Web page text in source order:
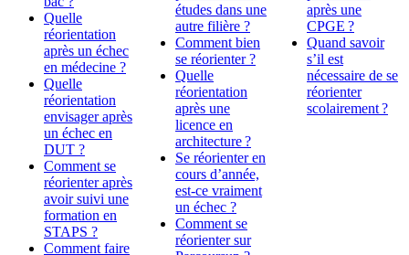
Quelle
réorientation
après un échec
en médecine ?
Quelle
réorientation
envisager après
un échec en
DUT ?
Comment se
réorienter après
avoir suivi une
formation en
STAPS ?
Comment faire
études dans une
autre filière ?
Comment bien
se réorienter ?
Quelle
réorientation
après une
licence en
architecture ?
Se réorienter en
cours d’année,
est-ce vraiment
un échec ?
Comment se
réorienter sur
après une
CPGE ?
Quand savoir
s’il est
nécessaire de se
réorienter
scolairement ?